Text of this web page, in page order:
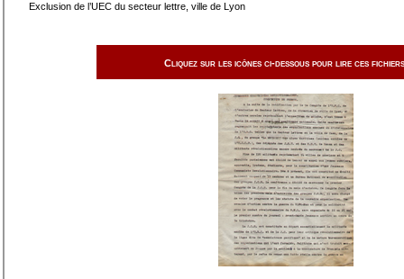
Exclusion de l’UEC du secteur lettre, ville de Lyon
Cliquez sur les icônes ci-dessous pour lire ces